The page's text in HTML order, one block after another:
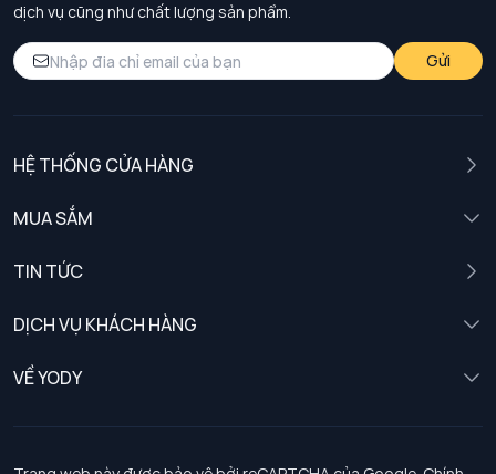
dịch vụ cũng như chất lượng sản phẩm.
Gửi
HỆ THỐNG CỬA HÀNG
MUA SẮM
TIN TỨC
DỊCH VỤ KHÁCH HÀNG
Chính sách khách hàng thân thiết
Chính sách bảo vệ dữ liệu cá nhân
VỀ YODY
Tuyển dụng